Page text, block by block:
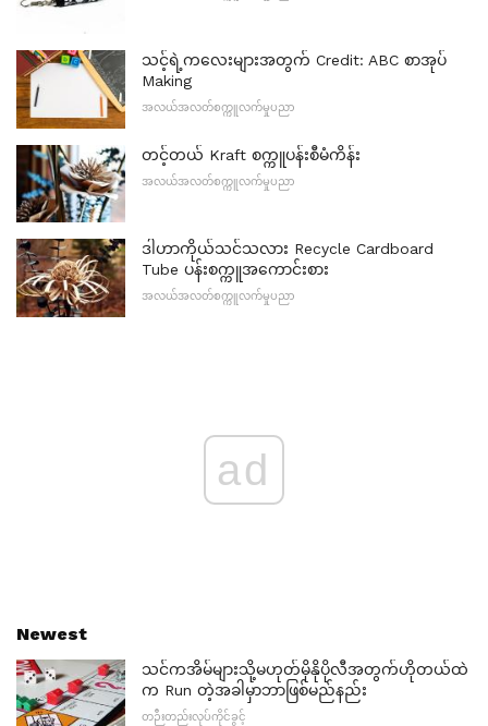
သင့်ရဲ့ကလေးများအတွက် Credit: ABC စာအုပ်
Making
အလယ်အလတ်စက္ကူလက်မှုပညာ
တင့်တယ် Kraft စက္ကူပန်းစီမံကိန်း
အလယ်အလတ်စက္ကူလက်မှုပညာ
ဒါဟာကိုယ်သင်သလား Recycle Cardboard
Tube ပန်းစက္ကူအကောင်းစား
အလယ်အလတ်စက္ကူလက်မှုပညာ
ad
Newest
သင်ကအိမ်များသို့မဟုတ်မိုနိုပိုလီအတွက်ဟိုတယ်ထဲ
က Run တဲ့အခါမှာဘာဖြစ်မည်နည်း
တဉီးတည်းလုပ်ကိုင်ခွင့်